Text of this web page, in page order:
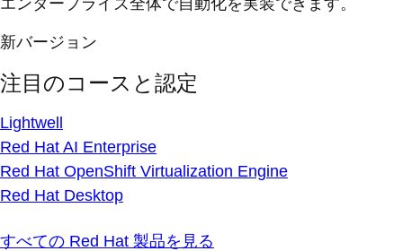
エンタープライズ全体で自動化を実装できます。
新バージョン
注目のコースと認定
Lightwell
Red Hat AI Enterprise
Red Hat OpenShift Virtualization Engine
Red Hat Desktop
すべての Red Hat 製品を見る